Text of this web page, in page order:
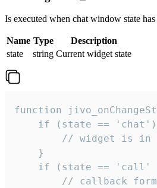
Is executed when chat window state has
Name Type
Description
state
string Current widget state
function
if (state ==
// widget is in
    }
if (state == 'call'
// callback